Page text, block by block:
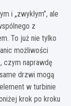
i „zwykłym”, ale
z
To już nie tylko
możliwości
czym naprawdę
drzwi mogą
w turbinie
krok po kroku